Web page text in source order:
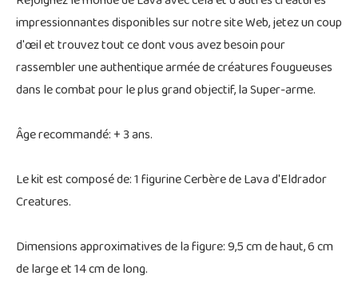
impressionnantes disponibles sur notre site Web, jetez un coup
d'œil et trouvez tout ce dont vous avez besoin pour
rassembler une authentique armée de créatures fougueuses
dans le combat pour le plus grand objectif, la Super-arme.
Âge recommandé: + 3 ans.
Le kit est composé de: 1 figurine Cerbère de Lava d'Eldrador
Creatures.
Dimensions approximatives de la figure: 9,5 cm de haut, 6 cm
de large et 14 cm de long.